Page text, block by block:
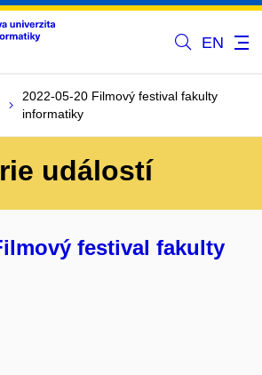
EN
2022-05-20 Filmový festival fakulty
informatiky
událostí
festival fakulty